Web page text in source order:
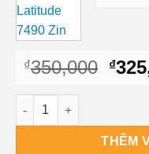
₫350,000 Giá
₫
Bản Lề Laptop Dell
THÊM